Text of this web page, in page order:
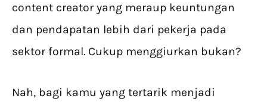
content creator yang meraup keuntungan
dan pendapatan lebih dari pekerja pada
sektor formal. Cukup menggiurkan bukan?
Nah, bagi kamu yang tertarik menjadi